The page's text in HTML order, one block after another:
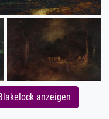
anzeigen